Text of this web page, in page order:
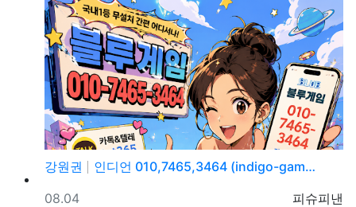
강원권
인디언 010,7465,3464 (indigo-gam…
등록자
피슈피낸
등록일
08.04